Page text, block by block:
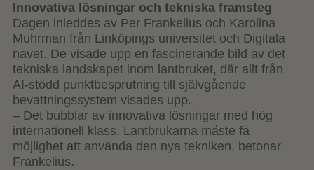
Innovativa lösningar och tekniska framsteg
Dagen inleddes av Per Frankelius och Karolina
Muhrman från Linköpings universitet och Digitala
navet. De visade upp en fascinerande bild av det
tekniska landskapet inom lantbruket, där allt från
AI-stödd punktbesprutning till självgående
bevattningssystem visades upp.
– Det bubblar av innovativa lösningar med hög
internationell klass. Lantbrukarna måste få
möjlighet att använda den nya tekniken, betonar
Frankelius.